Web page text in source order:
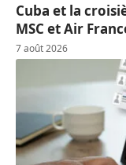
Cuba et la
MSC et Air
7 août 2026